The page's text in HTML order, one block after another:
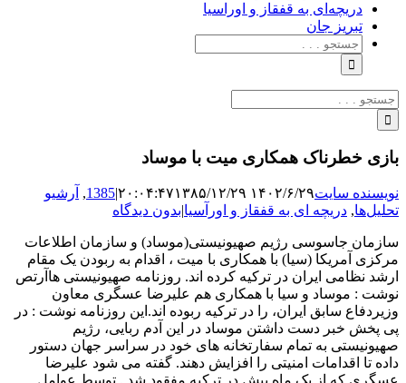
دریچه‌ای به قفقاز و اوراسیا
تبریزِ جان
جستجو
برای:
جستجو
برای:
بازی خطرناک همکاری میت با موساد
نویسنده سایت۱۴۰۲/۶/۲۹ ۲۰:۰۴:۴۷ ۱۳۸۵/۱۲/۲۹ |
1385
, آرشیو
تحلیل‌ها, دریچه ای به قفقاز و اورآسیا|بدون دیدگاه
سازمان جاسوسى رژیم صهیونیستی(موساد) و سازمان اطلاعات
مرکزى آمریکا (سیا) با همکارى با میت ، اقدام به ربودن یک مقام
ارشد نظامی ایران در ترکیه کرده اند. روزنامه صهیونیستی هاآرتص
نوشت : موساد و سیا با همکارى هم علیرضا عسگرى معاون
وزیردفاع سابق ایران، را در ترکیه ربوده اند.این روزنامه نوشت : در
پى پخش خبر دست داشتن موساد در این آدم ربایی، رژیم
صهیونیستى به تمام سفارتخانه هاى خود در سراسر جهان دستور
داده تا اقدامات امنیتى را افزایش دهند. گفته می شود علیرضا